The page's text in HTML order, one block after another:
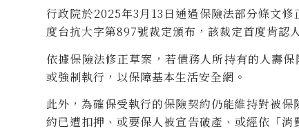
行政院於2025年3月13日通過保險法部分條文
度台抗大字第897號裁定頒布，該裁定首度肯認
依據保險法修正草案，若債務人所持有的人壽
或強制執行，以保障基本生活安全網。
此外，為確保受執行的保險契約仍能維持對被
約已遭扣押、或要保人被宣告破產、或經依「